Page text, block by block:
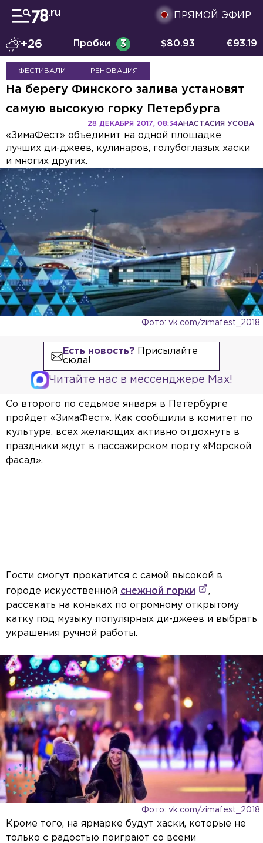
ПРЯМОЙ ЭФИР
+26 Пробки 3 $80.93 €93.19
ФЕСТИВАЛИ РЕНОВАЦИЯ
На берегу Финского залива установят
самую высокую горку Петербурга
АНАСТАСИЯ УСОВА
28 ДЕКАБРЯ 2017, 08:34
«ЗимаФест» объединит на одной площадке
лучших ди-джеев, кулинаров, голубоглазых хаски
и многих других.
Фото: vk.com/zimafest_2018
Есть новость?Присылайте
сюда!
Читайте нас в мессенджере Max!
Со второго по седьмое января в Петербурге
пройдет «ЗимаФест». Как сообщили в комитет по
культуре, всех желающих активно отдохнуть в
праздники ждут в пассажирском порту «Морской
фасад».
Гости смогут прокатится с самой высокой в
городе искусственной снежной горки
,
рассекать на коньках по огромному открытому
катку под музыку популярных ди-джеев и выбрать
украшения ручной работы.
Фото: vk.com/zimafest_2018
Кроме того, на ярмарке будут хаски, которые не
только с радостью поиграют со всеми